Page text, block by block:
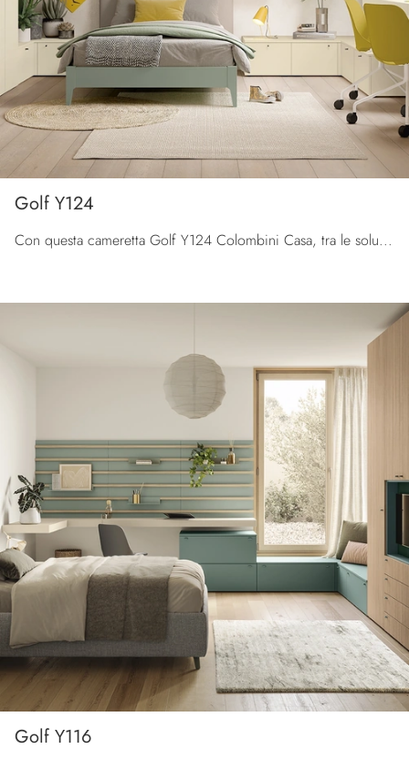
Golf Y124
Con questa cameretta Golf Y124 Colombini Casa, tra le soluzioni su misura, potrai arredare stanze moderne per ragazzi.
Golf Y116